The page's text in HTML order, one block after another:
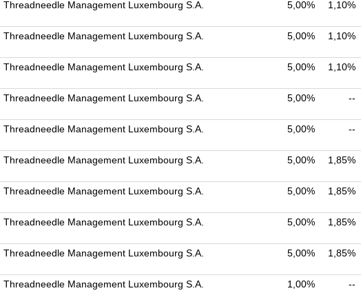
Threadneedle Management Luxembourg S.A. 5,00% 1,10%
Threadneedle Management Luxembourg S.A. 5,00% 1,10%
Threadneedle Management Luxembourg S.A. 5,00% 1,10%
Threadneedle Management Luxembourg S.A. 5,00% --
Threadneedle Management Luxembourg S.A. 5,00% --
Threadneedle Management Luxembourg S.A. 5,00% 1,85%
Threadneedle Management Luxembourg S.A. 5,00% 1,85%
Threadneedle Management Luxembourg S.A. 5,00% 1,85%
Threadneedle Management Luxembourg S.A. 5,00% 1,85%
Threadneedle Management Luxembourg S.A. 1,00% --